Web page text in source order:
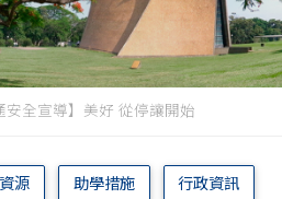
安全宣導】美好 從停讓開始
源 助學措施 行政資訊